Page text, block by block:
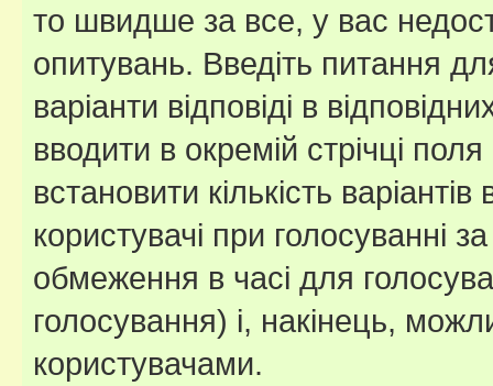
то швидше за все, у вас
опитувань. Введіть питання
варіанти відповіді в
вводити в окремій стрічці
встановити кількість
користувачі при голосуванні
обмеження в часі для
голосування) і, накінець,
користувачами.